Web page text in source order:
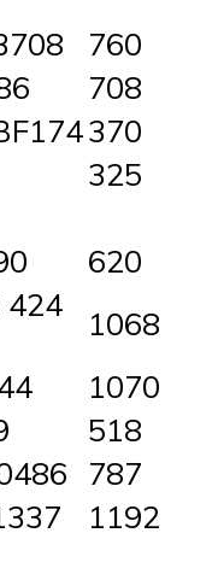
760
708
370
325
620
424
1068
1070
518
787
1192